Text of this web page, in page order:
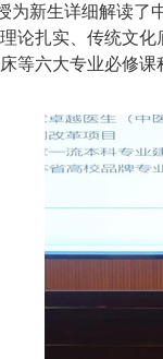
为新生详细解读
论扎实、传统文
等六大专业必修